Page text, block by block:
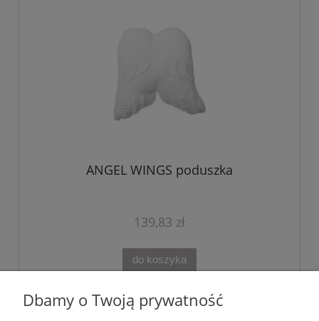
ANGEL WINGS poduszka
139,83 zł
do koszyka
«
Dbamy o Twoją prywatność